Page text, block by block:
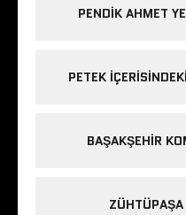
PENDIK AHMET
PETEK
BAŞAKŞEHIR